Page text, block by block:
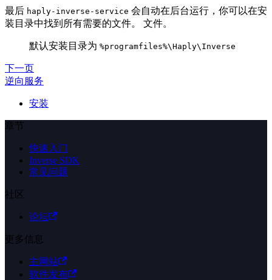
最后 haply-inverse-service 会自动在后台运行，你可以在安
装目录中找到所有需要的文件。 文件。
默认安装目录为 %programfiles%\Haply\Inverse
下一页
逆向服务
安装
章节
快速入门
Inverse SDK
常见问题
社区
论坛
更多信息
主网站
软件发布